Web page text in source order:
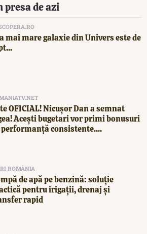
presa de azi
mai mare galaxie din Univers este de
OFICIAL! Nicușor Dan a semnat
Acești bugetari vor primi bonusuri
performanță consistente....
ROMÂNIA
de apă pe benzină: soluție
pentru irigații, drenaj și
rapid